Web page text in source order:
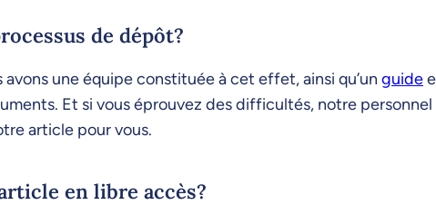
de dépôt?
avons une équipe constituée à cet effet, ainsi qu’un guide
Et si vous éprouvez des difficultés, notre
article pour vous.
en libre accès?